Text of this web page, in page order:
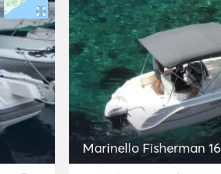
Marinello Fisherman 16